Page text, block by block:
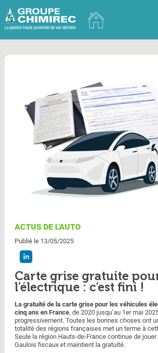
ACTUS DE L'AUTO
Publié le 13/05/2025
Carte grise gratuite
l’électrique : c’est fini !
La gratuité de la carte grise pour les véhicules
cinq ans en France, de 2020 jusqu’au 1er mai
progressivement. Toutes les bonnes choses ont
totalité des régions françaises met un terme à
Seule la région Hauts-de-France continue de
Gaulois fiscaux et maintient la gratuité.